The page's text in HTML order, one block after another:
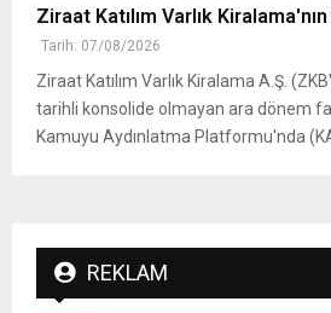
Ziraat Katılım Varlık
Tarih: 07/08/2026
Ziraat Katılım Varlık Kiralama A.Ş.
tarihli konsolide olmayan ara dönem
Kamuyu Aydınlatma Platformu'nda
REKLAM